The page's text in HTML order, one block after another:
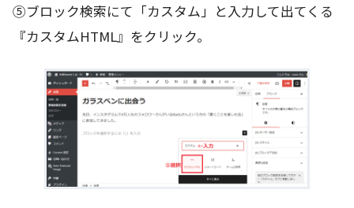
⑤ブロック検索にて「カスタム」と入力して出てくる
『カスタムHTML』をクリック。